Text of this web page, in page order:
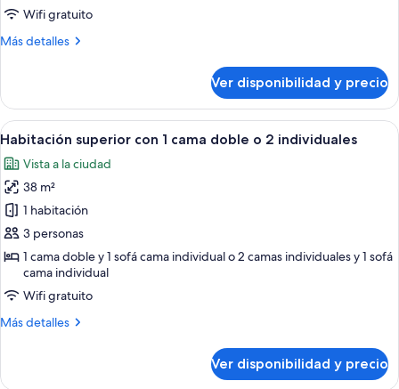
Wifi gratuito
Más detalles
Más
Deluxe
Ver disponibilidad y precio
Ver
todas
las
fotos
de
Habitación
superior
con
1
cama
2
Caja de seguridad en la habitación,
10
Habitación superior con 1 cama doble o 2 individuales
Vista a la ciudad
38 m²
1 habitación
3 personas
1 cama doble y 1 sofá cama individual o 2 camas individuales y 1 sofá
cama individual
Wifi gratuito
Más detalles
Más
superior
Ver disponibilidad y precio